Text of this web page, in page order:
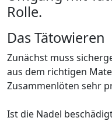
Rolle.
Das Tätowieren
Zunächst muss
aus dem richtigen
Zusammenlöten sehr
Ist die Nadel